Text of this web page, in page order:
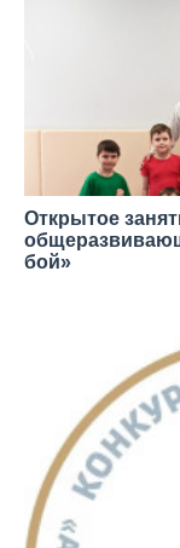
Открытое
бой»